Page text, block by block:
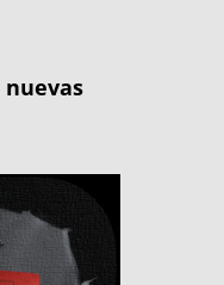
nuevas